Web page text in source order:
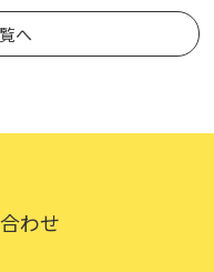
へ
わせ